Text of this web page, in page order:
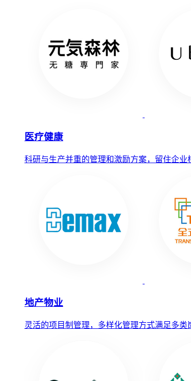
医疗健康
科研与生产并重的管理和激励方案，留住企业
地产物业
灵活的项目制管理，多样化管理方式满足多类